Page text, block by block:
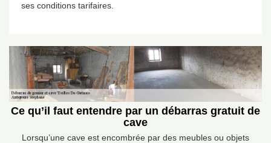
ses conditions tarifaires.
Ce qu’il faut entendre par un débarras gratuit de
cave
Lorsqu’une cave est encombrée par des meubles ou objets